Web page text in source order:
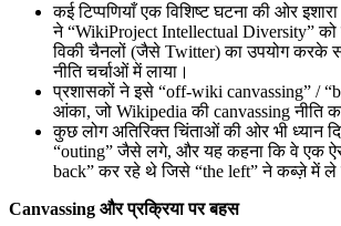
कई टिप्पणियाँ एक विशिष्ट घटना की ओर
ने “WikiProject Intellectual Diversity”
विकी चैनलों (जैसे Twitter) का उपयोग करके
नीति चर्चाओं में लाया।
प्रशासकों ने इसे “off‑wiki canvassing” /
आंका, जो Wikipedia की canvassing नीति
कुछ लोग अतिरिक्त चिंताओं की ओर भी ध्यान
“outing” जैसे लगे, और यह कहना कि वे एक
back” कर रहे थे जिसे “the left” ने कब्ज़े में ले
Canvassing और प्रक्रिया पर बहस